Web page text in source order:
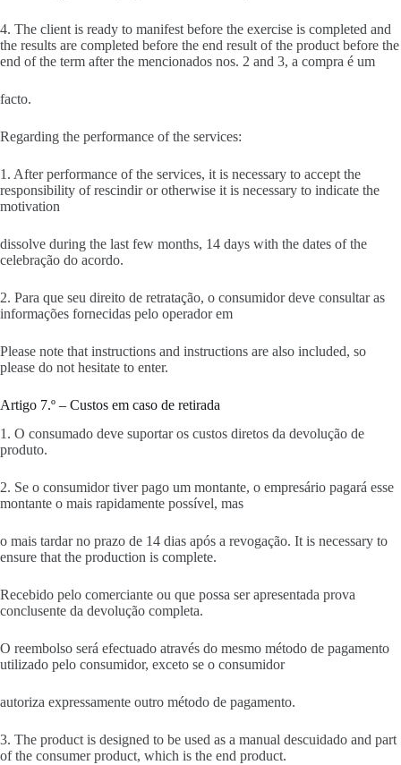
4. The client is ready to manifest before the exercise is completed and
the results are completed before the end result of the product before the
end of the term after the mencionados nos. 2 and 3, a compra é um
facto.
Regarding the performance of the services:
1. After performance of the services, it is necessary to accept the
responsibility of rescindir or otherwise it is necessary to indicate the
motivation
dissolve during the last few months, 14 days with the dates of the
celebração do acordo.
2. Para que seu direito de retratação, o consumidor deve consultar as
informações fornecidas pelo operador em
Please note that instructions and instructions are also included, so
please do not hesitate to enter.
Artigo 7.º – Custos em caso de retirada
1. O consumado deve suportar os custos diretos da devolução de
produto.
2. Se o consumidor tiver pago um montante, o empresário pagará esse
montante o mais rapidamente possível, mas
o mais tardar no prazo de 14 dias após a revogação. It is necessary to
ensure that the production is complete.
Recebido pelo comerciante ou que possa ser apresentada prova
conclusente da devolução completa.
O reembolso será efectuado através do mesmo método de pagamento
utilizado pelo consumidor, exceto se o consumidor
autoriza expressamente outro método de pagamento.
3. The product is designed to be used as a manual descuidado and part
of the consumer product, which is the end product.